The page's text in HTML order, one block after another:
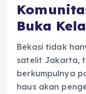
Buka
Bekasi tidak
satelit Jakarta,
berkumpulnya
haus akan